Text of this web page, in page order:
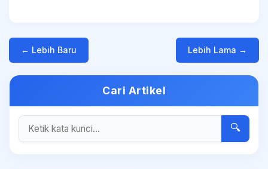
← Lebih Baru Lebih Lama →
Cari Artikel
🔍